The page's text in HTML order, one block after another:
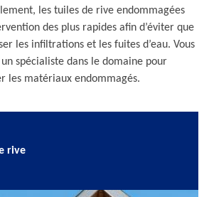
les tuiles de rive endommagées
des plus rapides afin d’éviter que
les infiltrations et les fuites d’eau. Vous
spécialiste dans le domaine pour
les matériaux endommagés.
rive